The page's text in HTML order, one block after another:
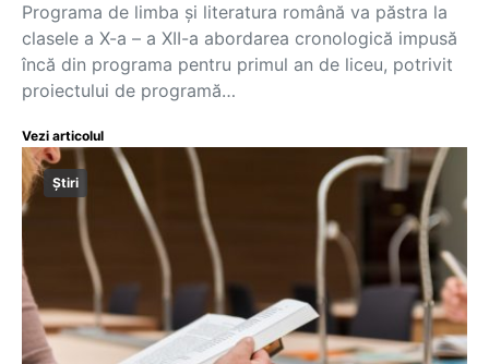
Programa de limba și literatura română va păstra la
clasele a X-a – a XII-a abordarea cronologică impusă
încă din programa pentru primul an de liceu, potrivit
proiectului de programă…
Vezi articolul
Știri